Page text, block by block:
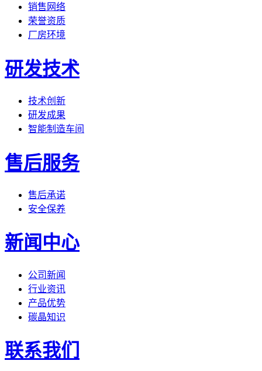
销售网络
荣誉资质
厂房环境
研发技术
技术创新
研发成果
智能制造车间
售后服务
售后承诺
安全保养
新闻中心
公司新闻
行业资讯
产品优势
碳晶知识
联系我们